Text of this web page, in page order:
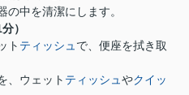
の中を清潔にします。
）
ト ティッシュ で、便座を拭き取
、ウェット ティッシュ やクイッ